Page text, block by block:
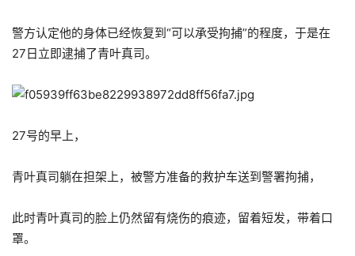
警方认定他的身体已经恢复到“可以承受拘捕”的程度，于是在
27日立即逮捕了青叶真司。
27号的早上，
青叶真司躺在担架上，被警方准备的救护车送到警署拘捕，
此时青叶真司的脸上仍然留有烧伤的痕迹，留着短发，带着口
罩。